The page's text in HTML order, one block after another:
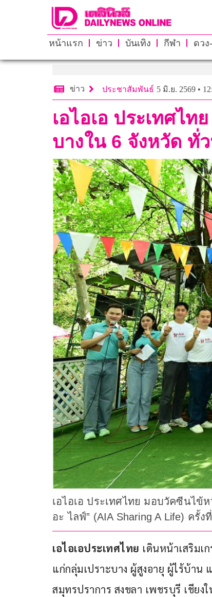
หน้าแรก ข่าว บันเทิง กีฬา ดวง
ข่าว ประชาสัมพันธ์ 5 มิ.ย. 2569 •
เอไอเอ ประเทศไ
บางใน 6 จังหวัด ทั่
เอไอเอ ประเทศไทย มอบวัคซีนไข้
อะ ไลฟ์” (AIA Sharing A Life) ครั้ง
เอไอเอประเทศไทย เดินหน้าเสริม
แก่กลุ่มเปราะบาง ผู้สูงอายุ ผู้ไร้บ้าน
สมุทรปราการ สงขลา เพชรบุรี เชียง